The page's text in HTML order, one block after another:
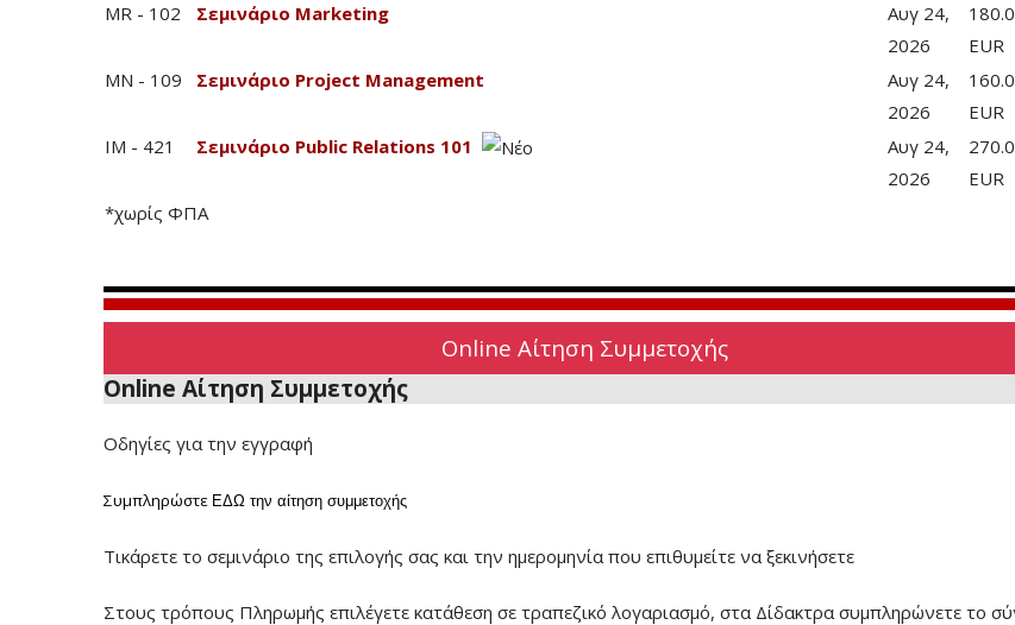
MR - 102
Σεμινάριο Marketing
Αυγ 24,
2026
EUR
MN - 109
Σεμινάριο Project Management
Αυγ 24,
2026
EUR
IM - 421
Σεμινάριο Public Relations 101
Αυγ 24,
2026
EUR
*χωρίς ΦΠΑ
Online Αίτηση Συμμετοχής
Online Αίτηση Συμμετοχής
Οδηγίες για την εγγραφή
Συμπληρώστε ΕΔΩ την αίτηση συμμετοχής
Τικάρετε το σεμινάριο της επιλογής σας και την ημερομηνία που επιθυμείτε να ξεκινήσετε
Στους τρόπους Πληρωμής επιλέγετε κατάθεση σε τραπεζικό λογαριασμό, στα Δίδακτρα συμπληρώνετε το